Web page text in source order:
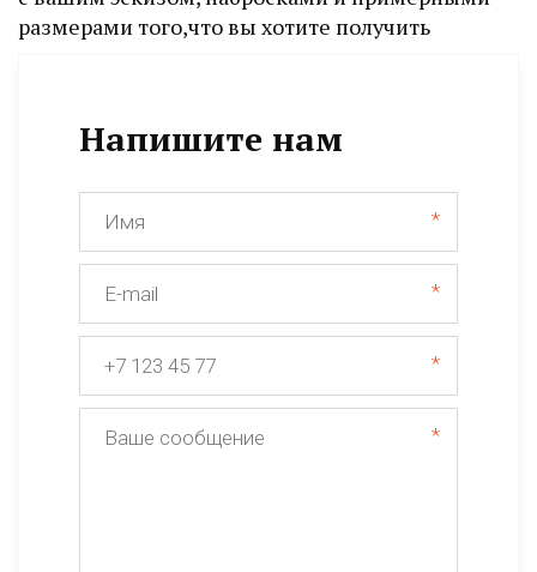
размерами того,что вы хотите получить
Напишите нам
*
*
*
*